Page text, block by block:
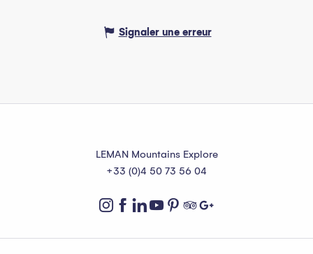
Signaler une erreur
LEMAN Mountains Explore
+33 (0)4 50 73 56 04